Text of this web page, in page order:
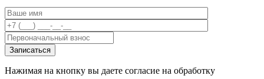
Нажимая на кнопку вы даете согласие на обработку